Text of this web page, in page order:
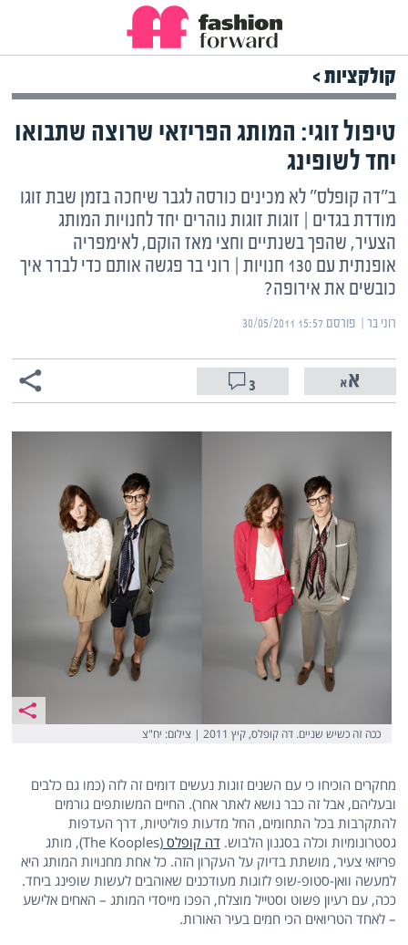
קולקציות >
טיפול זוגי: המותג הפריזאי שרוצה שתבואו
יחד לשופינג
ב"דה קופלס" לא מכינים כורסה לגבר שיחכה בזמן שבת זוגו
מודדת בגדים | זוגות זוגות נוהרים יחד לחנויות המותג
הצעיר, שהפך בשנתיים וחצי מאז הוקם, לאימפריה
אופנתית עם 130 חנויות | רוני בר פגשה אותם כדי לברר איך
כובשים את אירופה?
רוני בר | ‏פורסם ‎30/05/2011 15:57
3
ככה זה כשיש שניים. דה קופלס, קיץ 2011 | צילום: יח"צ
מחקרים הוכיחו כי עם השנים זוגות נעשים דומים זה לזה (כמו גם כלבים
ובעליהם, אבל זה כבר נושא לאתר אחר). החיים המשותפים גורמים
להתקרבות בכל התחומים, החל מדעות פוליטיות, דרך העדפות
גסטרונומיות וכלה בסגנון הלבוש. דה קופלס
(The Kooples), מותג
פריזאי צעיר, מושתת בדיוק על העקרון הזה. כל אחת מחנויות המותג היא
למעשה וואן-סטופ-שופ לזוגות מעודכנים שאוהבים לעשות שופינג ביחד.
ככה, עם רעיון פשוט וסטייל מוצלח, הפכו מייסדי המותג – האחים אלישע
– לאחד הטריואים הכי חמים בעיר האורות.